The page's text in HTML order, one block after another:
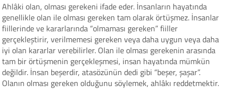
Ahlâki olan, olması gerekeni ifade eder. İnsanların hayatında
genellikle olan ile olması gereken tam olarak örtüşmez. İnsanlar
fiillerinde ve kararlarında “olmaması gereken” fiiller
gerçekleştirir, verilmemesi gereken veya daha uygun veya daha
iyi olan kararlar verebilirler. Olan ile olması gerekenin arasında
tam bir örtüşmenin gerçekleşmesi, insan hayatında mümkün
değildir. İnsan beşerdir, atasözünün dedi gibi “beşer, şaşar”.
Olanın olması gereken olduğunu söylemek, ahlâkı reddetmektir.